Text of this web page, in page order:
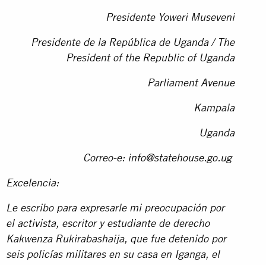
Presidente Yoweri Museveni
Presidente de la República de Uganda / The
President of the Republic of Uganda
Parliament Avenue
Kampala
Uganda
Correo-e: info@statehouse.go.ug
Excelencia:
Le escribo para expresarle mi preocupación por
el activista, escritor y estudiante de derecho
Kakwenza Rukirabashaija, que fue detenido por
seis policías militares en su casa en Iganga, el